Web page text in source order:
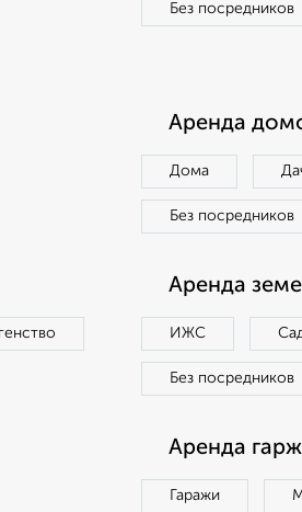
Без посредников
Аренда
Дома
Без посредников
Аренда
ИЖС
Без посредников
Аренда
Гаражи